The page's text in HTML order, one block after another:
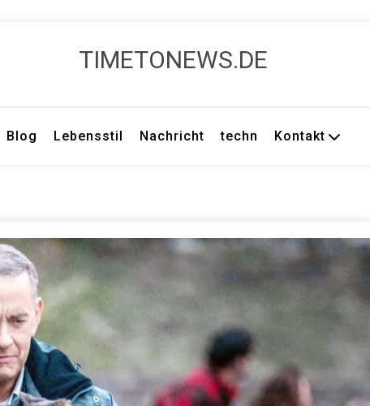
TIMETONEWS.DE
Blog Lebensstil Nachricht techn Kontakt